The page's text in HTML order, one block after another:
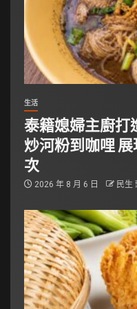
生活
泰籍媳婦主廚打
炒河粉到咖哩
次
2026 年 8 月 6 日 民生